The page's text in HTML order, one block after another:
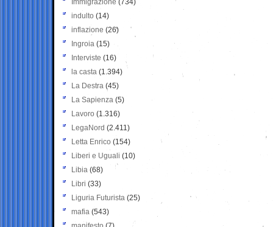
Immigrazione (734)
indulto (14)
inflazione (26)
Ingroia (15)
Interviste (16)
la casta (1.394)
La Destra (45)
La Sapienza (5)
Lavoro (1.316)
LegaNord (2.411)
Letta Enrico (154)
Liberi e Uguali (10)
Libia (68)
Libri (33)
Liguria Futurista (25)
mafia (543)